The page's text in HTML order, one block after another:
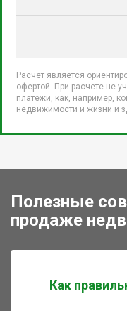
Расчет является
офертой. При расчете не
платежи, как, например,
недвижимости и жизни и
Полезные
продаже
Как